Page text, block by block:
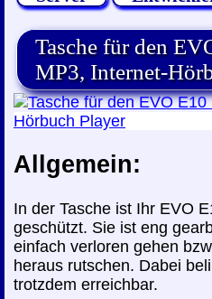
Tasche für den
MP3, Internet-
Allgemein:
In der Tasche ist Ihr EVO
geschützt. Sie ist eng
einfach verloren gehen
heraus rutschen. Dabei
trotzdem erreichbar.